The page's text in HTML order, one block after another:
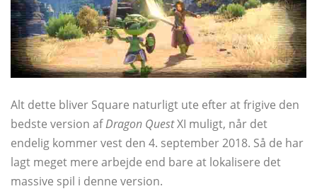
Alt dette bliver Square naturligt ute efter at frigive den
bedste version afDragon QuestXI muligt, når det
endelig kommer vest den 4. september 2018. Så de har
lagt meget mere arbejde end bare at lokalisere det
massive spil i denne version.